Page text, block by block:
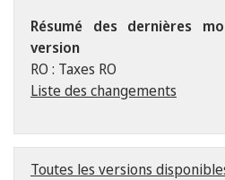
Résumé des dernières
version
RO : Taxes RO
Liste des changements
Toutes les versions